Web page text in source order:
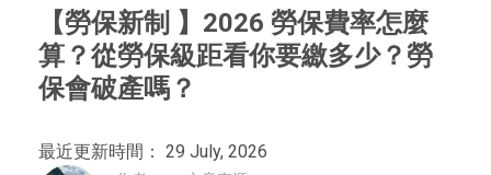
【勞保新制 】2026 勞保費率怎麼
算？從勞保級距看你要繳多少？勞
保會破產嗎？
最近更新時間： 29 July, 2026